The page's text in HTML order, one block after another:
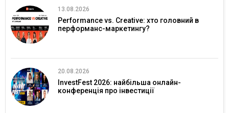
13.08.2026
Performance vs. Creative: хто головний в
перформанс-маркетингу?
20.08.2026
InvestFest 2026: найбільша онлайн-
конференція про інвестиції